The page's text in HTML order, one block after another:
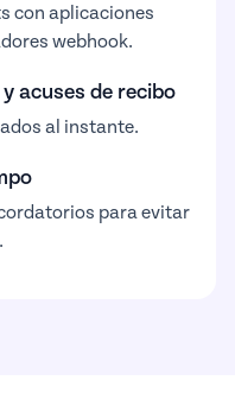
con aplicaciones
webhook.
acuses de recibo
al instante.
para evitar